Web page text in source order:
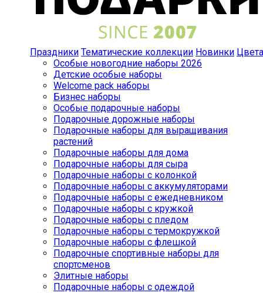
Праздники Тематические коллекции Новинки Цвета
Особые новогодние наборы 2026
Детские особые наборы
Welcome pack наборы
Бизнес наборы
Особые подарочные наборы
Подарочные дорожные наборы
Подарочные наборы для выращивания
растений
Подарочные наборы для дома
Подарочные наборы для сыра
Подарочные наборы с колонкой
Подарочные наборы с аккумуляторами
Подарочные наборы с ежедневником
Подарочные наборы с кружкой
Подарочные наборы с пледом
Подарочные наборы с термокружкой
Подарочные наборы с флешкой
Подарочные спортивные наборы для
спортсменов
Элитные наборы
Подарочные наборы с одеждой